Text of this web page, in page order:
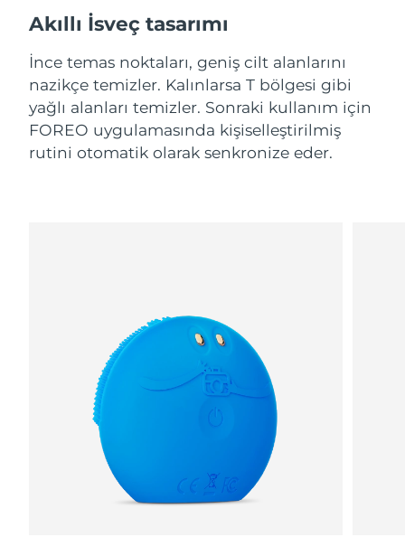
Akıllı İsveç tasarımı
İnce temas noktaları, geniş cilt alanlarını
nazikçe temizler. Kalınlarsa T bölgesi gibi
yağlı alanları temizler. Sonraki kullanım için
FOREO uygulamasında kişiselleştirilmiş
rutini otomatik olarak senkronize eder.